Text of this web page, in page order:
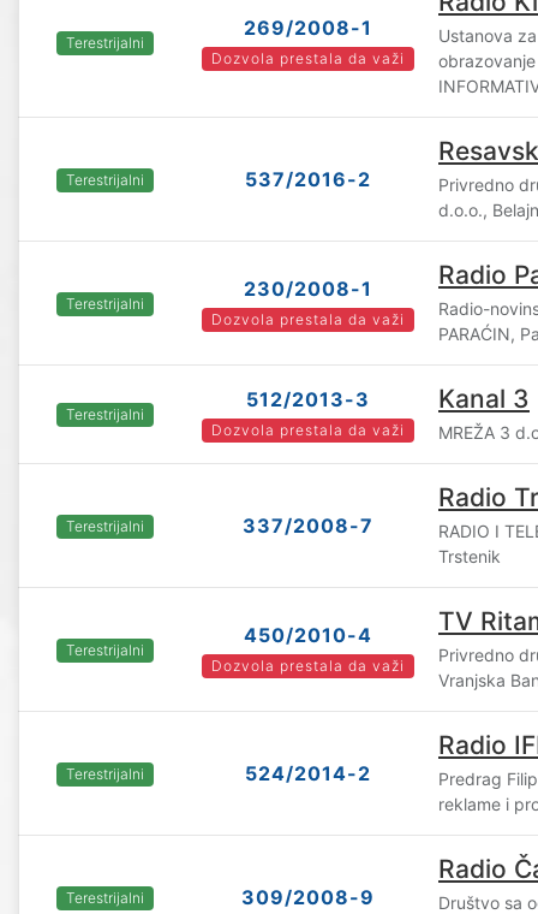
Terestrijalni
269/2008-1
Dozvola prestala da važi
Ustanova
Terestrijalni 537/2016-2
Privredno
d.o.o.,
Terestrijalni
230/2008-1
Dozvola prestala da važi
Radio
Radio-
PARAĆIN,
Terestrijalni
512/2013-3
Dozvola prestala da važi
Kanal 3
MREŽA 3
Terestrijalni 337/2008-7
Radio
RADIO I
Trstenik
Terestrijalni
450/2010-4
Dozvola prestala da važi
TV
Privredno
Vranjska
Terestrijalni 524/2014-2
Radio
Predrag
reklame i
Terestrijalni 309/2008-9
Radio
Društvo sa